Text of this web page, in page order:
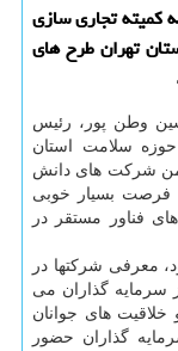
کمیته تجاری سازی
تهران طرح های
وطن پور، رئیس
سلامت استان
شرکت های دانش
فرصت بسیار خوبی
فناور مستقر در
معرفی شرکتها در
سرمایه گذاران می
خلاقیت های جوانان
گذاران حضور